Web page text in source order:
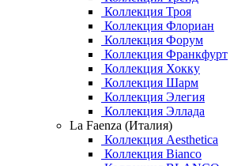
Коллекция Троя
Коллекция Флориан
Коллекция Форум
Коллекция Франкфурт
Коллекция Хокку
Коллекция Шарм
Коллекция Элегия
Коллекция Эллада
La Faenza (Италия)
Коллекция Aesthetica
Коллекция Bianco